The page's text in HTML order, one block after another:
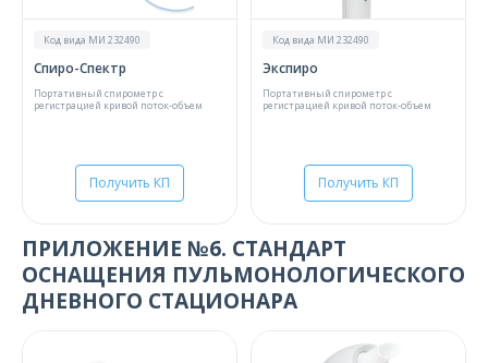
Код вида МИ 232490
Спиро-Спектр
Портативный спирометр с
регистрацией кривой поток-объем
Получить КП
Код вида МИ 232490
Экспиро
Портативный спирометр с
регистрацией кривой поток-объем
Получить КП
ПРИЛОЖЕНИЕ №6. СТАНДАРТ
ОСНАЩЕНИЯ ПУЛЬМОНОЛОГИЧЕСКОГО
ДНЕВНОГО СТАЦИОНАРА